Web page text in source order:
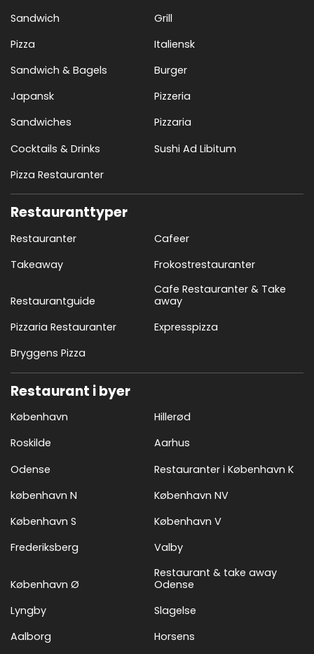
Sandwich
Grill
Pizza
Italiensk
Sandwich & Bagels
Burger
Japansk
Pizzeria
Sandwiches
Pizzaria
Cocktails & Drinks
Sushi Ad Libitum
Pizza Restauranter
Restauranttyper
Restauranter
Cafeer
Takeaway
Frokostrestauranter
Restaurantguide
Cafe Restauranter & Take
away
Pizzaria Restauranter
Expresspizza
Bryggens Pizza
Restaurant i byer
København
Hillerød
Roskilde
Aarhus
Odense
Restauranter i København K
københavn N
København NV
København S
København V
Frederiksberg
Valby
København Ø
Restaurant & take away
Odense
Lyngby
Slagelse
Aalborg
Horsens